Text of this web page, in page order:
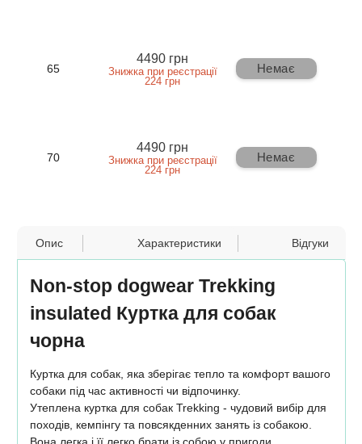
65
4490 грн
Знижка при реєстрації
224 грн
Немає
70
4490 грн
Знижка при реєстрації
224 грн
Немає
Опис Характеристики Відгуки
Non-stop dogwear Trekking
insulated Куртка для собак
чорна
Куртка для собак, яка зберігає тепло та комфорт вашого
собаки під час активності чи відпочинку.
Утеплена куртка для собак Trekking - чудовий вибір для
походів, кемпінгу та повсякденних занять із собакою.